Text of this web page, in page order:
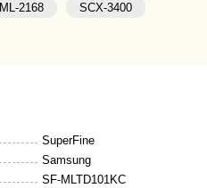
ML-2168
SCX-3400
SuperFine
Samsung
SF-MLTD101KC